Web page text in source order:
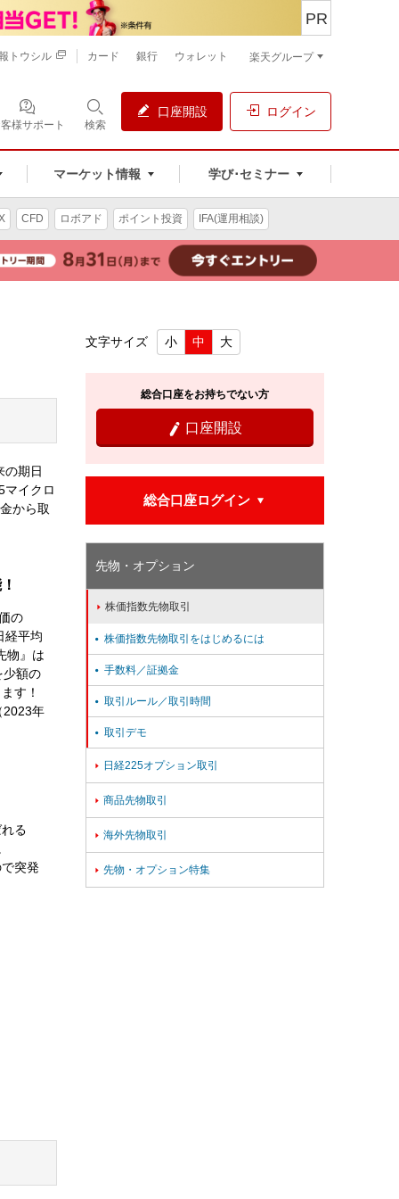
様サポート 検索
口座開設 ログイン
マーケット情報 学び･セミナー
PR
トウシル カード 銀行 ウォレット 楽天グループ
CFD ロボアド ポイント投資 IFA(運用相談)
の期日
マイクロ
から取
の
経平均
物』は
少額の
す！
2023年
る
突発
文字サイズ 小 中 大
総合口座をお持ちでない方
 口座開設
総合口座ログイン
先物・オプション
 株価指数先物取引
 株価指数先物取引をはじめるには
 手数料／証拠金
 取引ルール／取引時間
 取引デモ
 日経225オプション取引
 商品先物取引
 海外先物取引
 先物・オプション特集